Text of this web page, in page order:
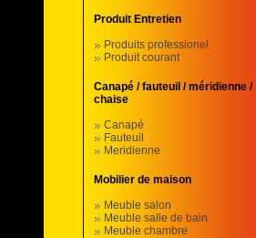
Produit Entretien
Produits professionel
Produit courant
Canapé / fauteuil / méridienne /
chaise
Canapé
Fauteuil
Meridienne
Mobilier de maison
Meuble salon
Meuble salle de bain
Meuble chambre